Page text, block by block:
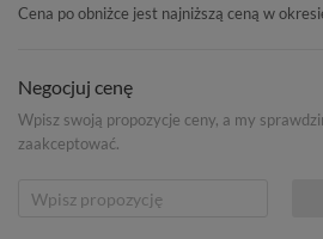
Cena po obniżce jest najniższą ceną w
Negocjuj cenę
Wpisz swoją propozycje ceny, a my
zaakceptować.